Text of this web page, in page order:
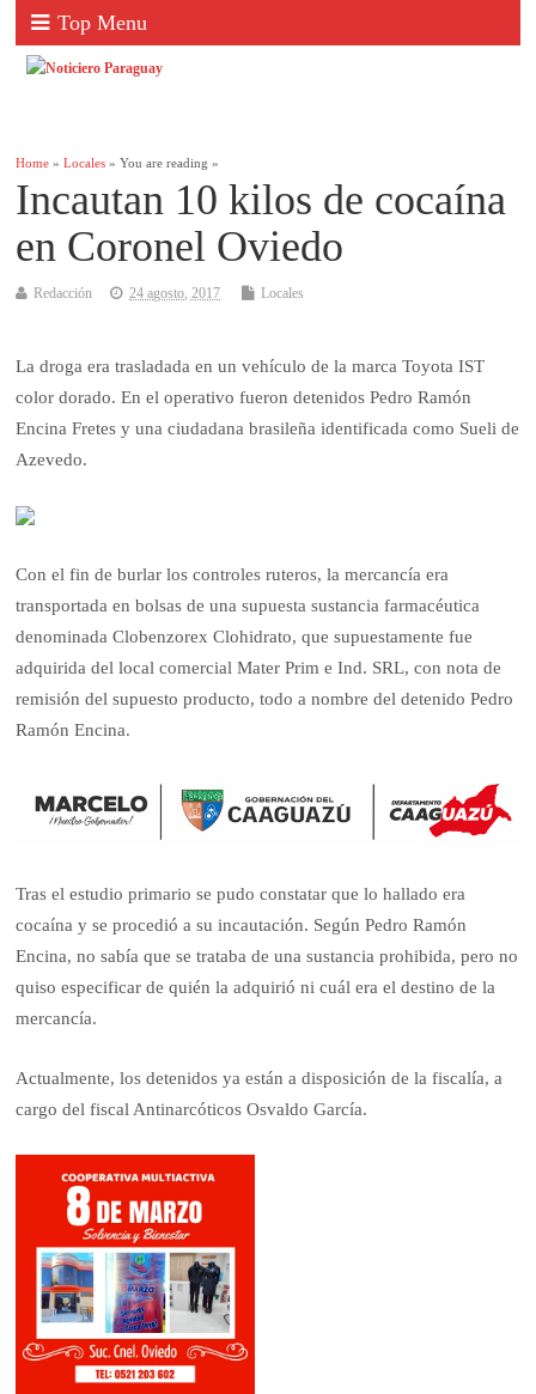
Top Menu
Home »Locales » You are reading »
Incautan 10 kilos de cocaína
en Coronel Oviedo
Redacción 24 agosto, 2017 Locales
La droga era trasladada en un vehículo de la marca Toyota IST
color dorado. En el operativo fueron detenidos Pedro Ramón
Encina Fretes y una ciudadana brasileña identificada como Sueli de
Azevedo.
Con el fin de burlar los controles ruteros, la mercancía era
transportada en bolsas de una supuesta sustancia farmacéutica
denominada Clobenzorex Clohidrato, que supuestamente fue
adquirida del local comercial Mater Prim e Ind. SRL, con nota de
remisión del supuesto producto, todo a nombre del detenido Pedro
Ramón Encina.
Tras el estudio primario se pudo constatar que lo hallado era
cocaína y se procedió a su incautación. Según Pedro Ramón
Encina, no sabía que se trataba de una sustancia prohibida, pero no
quiso especificar de quién la adquirió ni cuál era el destino de la
mercancía.
Actualmente, los detenidos ya están a disposición de la fiscalía, a
cargo del fiscal Antinarcóticos Osvaldo García.